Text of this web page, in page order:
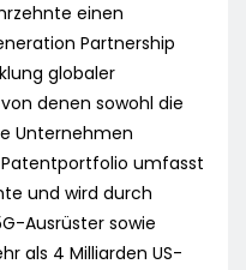
einen
Partnership
globaler
denen sowohl die
Unternehmen
umfasst
und wird durch
Ausrüster sowie
als 4 Milliarden US-